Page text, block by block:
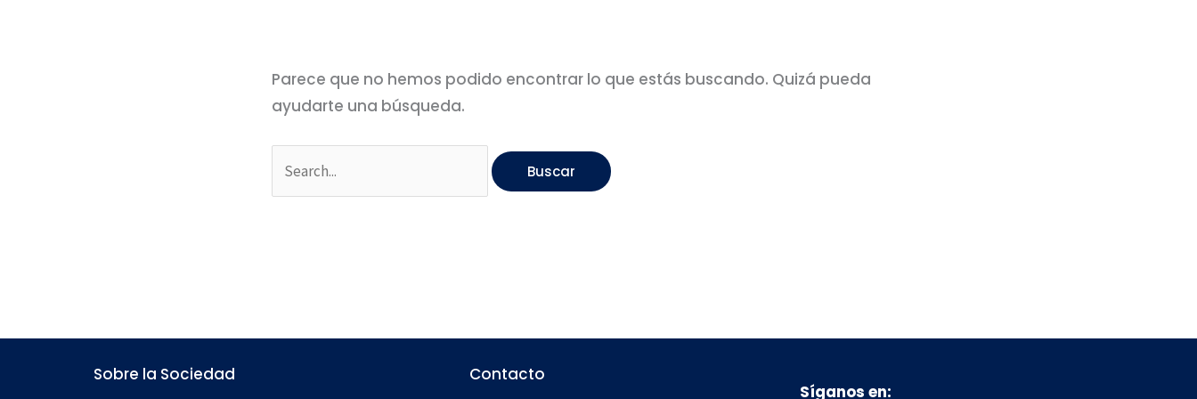
Parece que no hemos podido encontrar lo que estás buscando. Quizá pueda
ayudarte una búsqueda.
Sobre la Sociedad
Contacto
Síganos en: